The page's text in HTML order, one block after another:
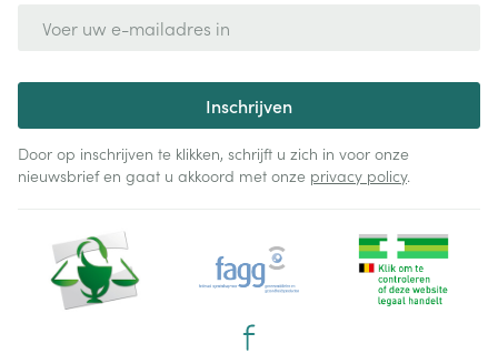
Inschrijven
Door op inschrijven te klikken, schrijft u zich in voor onze
nieuwsbrief en gaat u akkoord met onze privacy policy.